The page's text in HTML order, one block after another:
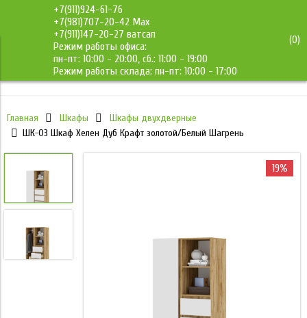
+7(911)924-61-76
+7(981)707-20-42 Max
+7(911)147-20-27 ватсап
Режим работы офиса:
пн-пт: 10:00 - 20:00, сб.: 11:00 - 19:00
Режим работы склада: пн-пт: 10:00 - 17:00
(0)
ДМС-Мебель
Главная Шкафы
Шкафы двухдверные
ШК-03 Шкаф Хелен Дуб Крафт золотой/Белый Шагрень
19%